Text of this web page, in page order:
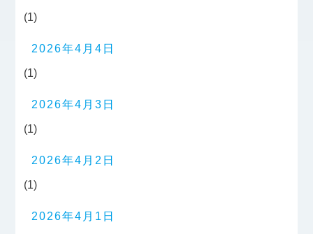
(1)
2026年4月4日
(1)
2026年4月3日
(1)
2026年4月2日
(1)
2026年4月1日